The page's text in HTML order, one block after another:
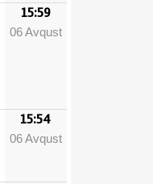
15:59
06 Avqust
15:54
06 Avqust